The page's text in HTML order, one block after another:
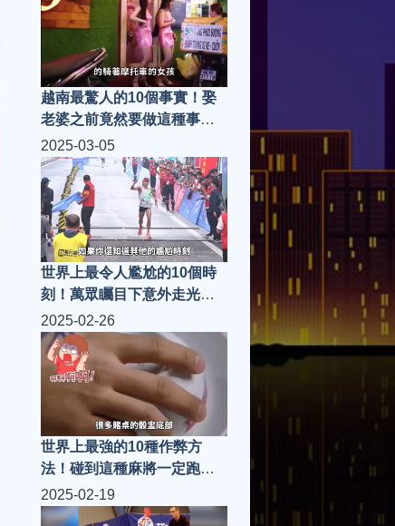
越南最驚人的10個事實！娶
老婆之前竟然要做這種事，
路邊的美女遊客千萬別碰！
2025-03-05
世界上最令人尷尬的10個時
刻！萬眾矚目下意外走光，
上個節目竟然被嚇出這種東
西？
2025-02-26
世界上最強的10種作弊方
法！碰到這種麻將一定跑遠
點，第一名讓你能瞬間成為
百萬富翁！
2025-02-19